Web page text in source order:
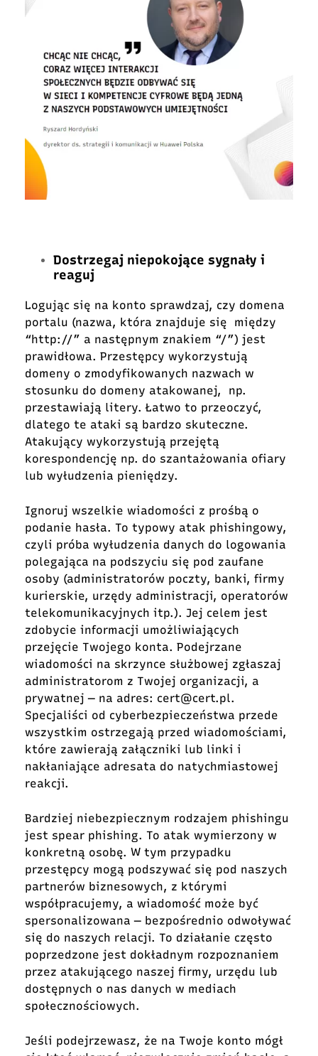
Dostrzegaj niepokojące sygnały i
reaguj
Logując się na konto sprawdzaj, czy domena
portalu (nazwa, która znajduje się między
“http://” a następnym znakiem “/”) jest
prawidłowa. Przestępcy wykorzystują
domeny o zmodyfikowanych nazwach w
stosunku do domeny atakowanej, np.
przestawiają litery. Łatwo to przeoczyć,
dlatego te ataki są bardzo skuteczne.
Atakujący wykorzystują przejętą
korespondencję np. do szantażowania ofiary
lub wyłudzenia pieniędzy.
Ignoruj wszelkie wiadomości z prośbą o
podanie hasła. To typowy atak phishingowy,
czyli próba wyłudzenia danych do logowania
polegająca na podszyciu się pod zaufane
osoby (administratorów poczty, banki, firmy
kurierskie, urzędy administracji, operatorów
telekomunikacyjnych itp.). Jej celem jest
zdobycie informacji umożliwiających
przejęcie Twojego konta. Podejrzane
wiadomości na skrzynce służbowej zgłaszaj
administratorom z Twojej organizacji, a
prywatnej ― na adres: cert@cert.pl.
Specjaliści od cyberbezpieczeństwa przede
wszystkim ostrzegają przed wiadomościami,
które zawierają załączniki lub linki i
nakłaniające adresata do natychmiastowej
reakcji.
Bardziej niebezpiecznym rodzajem phishingu
jest spear phishing. To atak wymierzony w
konkretną osobę. W tym przypadku
przestępcy mogą podszywać się pod naszych
partnerów biznesowych, z którymi
współpracujemy, a wiadomość może być
spersonalizowana ― bezpośrednio odwoływać
się do naszych relacji. To działanie często
poprzedzone jest dokładnym rozpoznaniem
przez atakującego naszej firmy, urzędu lub
dostępnych o nas danych w mediach
społecznościowych.
Jeśli podejrzewasz, że na Twoje konto mógł